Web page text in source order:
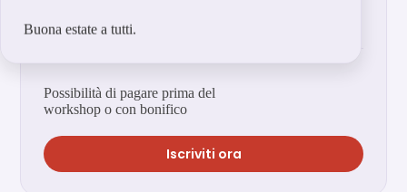
Buona estate a tutti.
domenica 17 | 10:00-13:30
Possibilità di pagare prima del
workshop o con bonifico
Iscriviti ora